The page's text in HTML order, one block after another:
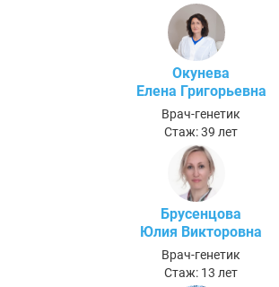
Окунева
Елена Григорьевна
Врач-генетик
Стаж: 39 лет
Брусенцова
Юлия Викторовна
Врач-генетик
Стаж: 13 лет